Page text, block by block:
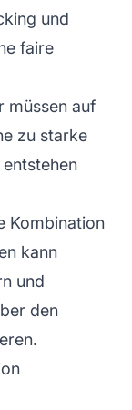
und
faire
müssen auf
zu starke
Kombination
kann
und
den